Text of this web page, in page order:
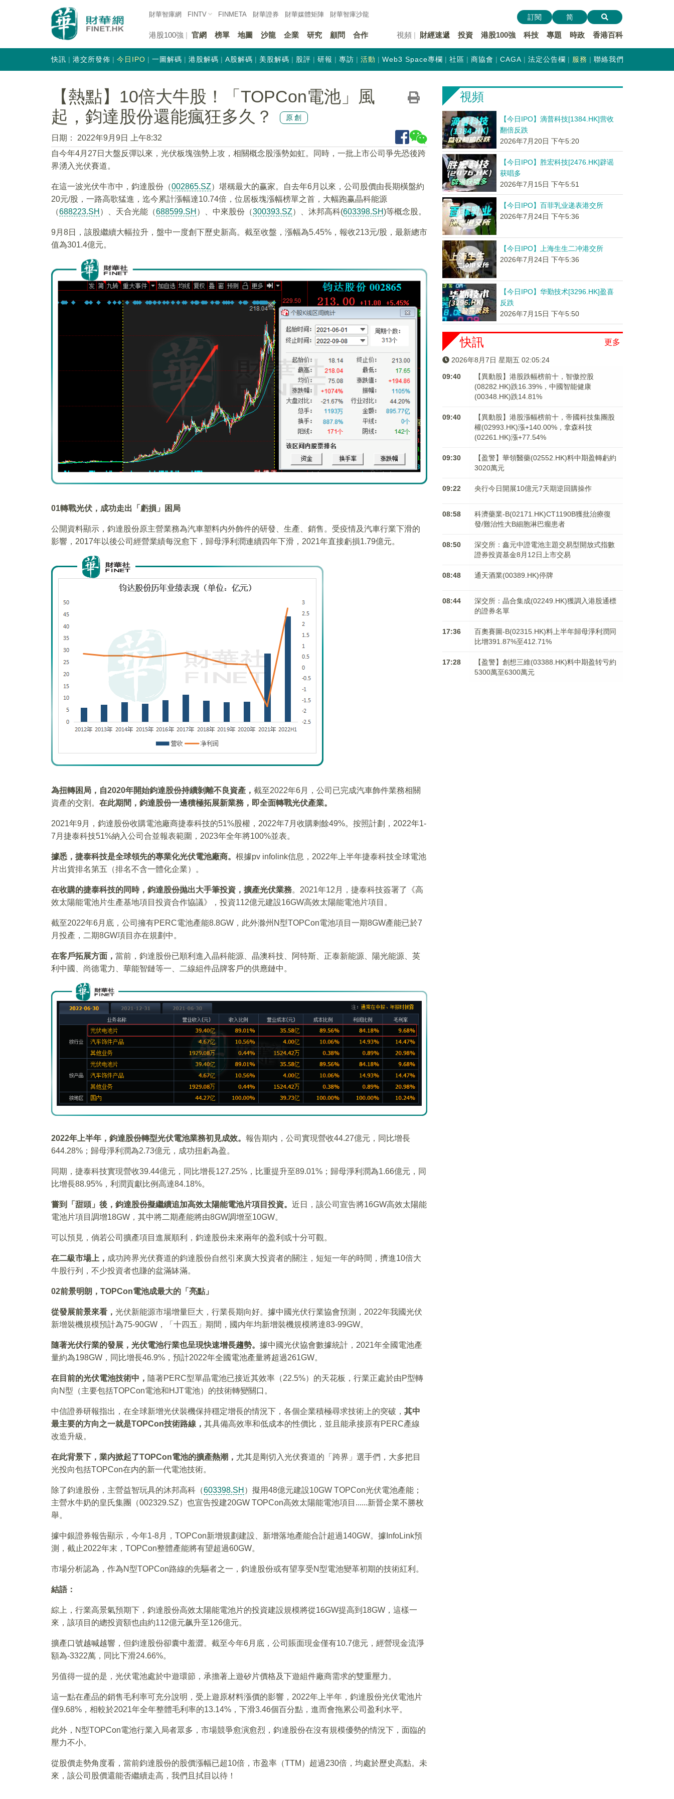
財華智庫網 FINTV FINMETA 財華證券 財華媒體矩陣 財華智庫沙龍
港股100強 官網 榜單 地圖 沙龍 企業 研究 顧問 合作 視頻 財經速遞 投資 港股100強 科技 專題 時政 香港百科
訂閱 简
快訊 港交所發佈 今日IPO 一圖解碼 港股解碼 A股解碼 美股解碼 股評 研報 專訪 活動 Web3 Space專欄 社區 商協會 CAGA 法定公告欄 服務 聯絡我們
【熱點】10倍大牛股！「TOPCon電池」風
起，鈞達股份還能瘋狂多久？
原創
日期：
2022年9月9日 上午8:32
自今年4月27日大盤反彈以來，光伏板塊強勢上攻，相關概念股漲勢如虹。同時，一批上市公司爭先恐後跨
界湧入光伏賽道。
在這一波光伏牛市中，鈞達股份（002865.SZ）堪稱最大的赢家。自去年6月以來，公司股價由長期橫盤約
20元/股，一路高歌猛進，迄今累計漲幅達10.74倍，位居板塊漲幅榜單之首，大幅跑赢晶科能源
（688223.SH ）、天合光能（688599.SH ）、中來股份（300393.SZ）、沐邦高科(603398.SH)等概念股。
9月8日，該股繼續大幅拉升，盤中一度創下歷史新高。截至收盤，漲幅為5.45%，報收213元/股，最新總市
值為301.4億元。
01轉戰光伏，成功走出「虧損」困局
公開資料顯示，鈞達股份原主營業務為汽車塑料内外飾件的研發、生產、銷售。受疫情及汽車行業下滑的
影響，2017年以後公司經營業績每況愈下，歸母淨利潤連續四年下滑，2021年直接虧損1.79億元。
為扭轉困局，自2020年開始鈞達股份持續剝離不良資產， 截至2022年6月，公司已完成汽車飾件業務相關
資產的交割。 在此期間，鈞達股份一邊積極拓展新業務，即全面轉戰光伏產業。
2021年9月，鈞達股份收購電池廠商捷泰科技的51%股權，2022年7月收購剩餘49%。按照計劃，2022年1-
7月捷泰科技51%納入公司合並報表範圍，2023年全年將100%並表。
據悉，捷泰科技是全球領先的專業化光伏電池廠商。 根據pv infolink信息，2022年上半年捷泰科技全球電池
片出貨排名第五（排名不含一體化企業）。
在收購的捷泰科技的同時，鈞達股份抛出大手筆投資，擴產光伏業務。2021年12月，捷泰科技簽署了《高
效太陽能電池片生產基地項目投資合作協議》，投資112億元建設16GW高效太陽能電池片項目。
截至2022年6月底，公司擁有PERC電池產能8.8GW，此外滁州N型TOPCon電池項目一期8GW產能已於7
月投產，二期8GW項目亦在規劃中。
在客戶拓展方面， 當前，鈞達股份已順利進入晶科能源、晶澳科技、阿特斯、正泰新能源、陽光能源、英
利中國、尚德電力、華能智鏈等一、二線組件品牌客戶的供應鏈中。
2022年上半年，鈞達股份轉型光伏電池業務初見成效。 報告期内，公司實現營收44.27億元，同比增長
644.28%；歸母淨利潤為2.73億元，成功扭虧為盈。
同期，捷泰科技實現營收39.44億元，同比增長127.25%，比重提升至89.01%；歸母淨利潤為1.66億元，同
比增長88.95%，利潤貢獻比例高達84.18%。
嘗到「甜頭」後，鈞達股份擬繼續追加高效太陽能電池片項目投資。 近日，該公司宣告將16GW高效太陽能
電池片項目調增18GW，其中將二期產能將由8GW調增至10GW。
可以預見，倘若公司擴產項目進展順利，鈞達股份未來兩年的盈利或十分可觀。
在二級市場上， 成功跨界光伏賽道的鈞達股份自然引來廣大投資者的關注，短短一年的時間，擠進10倍大
牛股行列，不少投資者也賺的盆滿缽滿。
02前景明朗，TOPCon電池成最大的「亮點」
從發展前景來看， 光伏新能源市場增量巨大，行業長期向好。據中國光伏行業協會預測，2022年我國光伏
新增裝機規模預計為75-90GW，「十四五」期間，國内年均新增裝機規模將達83-99GW。
隨著光伏行業的發展，光伏電池行業也呈現快速增長趨勢。 據中國光伏協會數據統計，2021年全國電池產
量約為198GW，同比增長46.9%，預計2022年全國電池產量將超過261GW。
在目前的光伏電池技術中， 隨著PERC型單晶電池已接近其效率（22.5%）的天花板，行業正處於由P型轉
向N型（主要包括TOPCon電池和HJT電池）的技術轉變關口。
中信證券研報指出，在全球新增光伏裝機保持穩定增長的情況下，各個企業積極尋求技術上的突破， 其中
最主要的方向之一就是TOPCon技術路線， 其具備高效率和低成本的性價比，並且能承接原有PERC產線
改造升級。
在此背景下，業内掀起了TOPCon電池的擴產熱潮， 尤其是剛切入光伏賽道的「跨界」選手們，大多把目
光投向包括TOPCon在内的新一代電池技術。
除了鈞達股份，主營益智玩具的沐邦高科（603398.SH ）擬用48億元建設10GW TOPCon光伏電池產能；
主營水牛奶的皇氏集團（002329.SZ）也宣告投建20GW TOPCon高效太陽能電池項目......新晉企業不勝枚
舉。
據中銀證券報告顯示，今年1-8月，TOPCon新增規劃建設、新增落地產能合計超過140GW。據InfoLink預
測，截止2022年末，TOPCon整體產能將有望超過60GW。
市場分析認為，作為N型TOPCon路線的先驅者之一，鈞達股份或有望享受N型電池變革初期的技術紅利。
結語：
綜上，行業高景氣預期下，鈞達股份高效太陽能電池片的投資建設規模將從16GW提高到18GW，這樣一
來，該項目的總投資額也由約112億元飙升至126億元。
擴產口號越喊越響，但鈞達股份卻囊中羞澀。截至今年6月底，公司賬面現金僅有10.7億元，經營現金流淨
額為-3322萬，同比下滑24.66%。
另值得一提的是，光伏電池處於中遊環節，承擔著上遊矽片價格及下遊組件廠商需求的雙重壓力。
這一點在產品的銷售毛利率可充分說明，受上遊原材料漲價的影響，2022年上半年，鈞達股份光伏電池片
僅9.68%，相較於2021年全年整體毛利率的13.14%，下滑3.46個百分點，進而會拖累公司盈利水平。
此外，N型TOPCon電池行業入局者眾多，市場競爭愈演愈烈，鈞達股份在沒有規模優勢的情況下，面臨的
壓力不小。
從股價走勢角度看，當前鈞達股份的股價漲幅已超10倍，市盈率（TTM）超過230倍，均處於歷史高點。未
來，該公司股價還能否繼續走高，我們且拭目以待！
視頻
【今日IPO】滴普科技[1384.HK]营收
翻倍反跌
2026年7月20日 下午5:20
【今日IPO】胜宏科技[2476.HK]辟谣
获唱多
2026年7月15日 下午5:51
【今日IPO】百菲乳业递表港交所
2026年7月24日 下午5:36
【今日IPO】上海生生二冲港交所
2026年7月24日 下午5:36
【今日IPO】华勤技术[3296.HK]盈喜
反跌
2026年7月15日 下午5:50
更多
快訊
2026年8月7日 星期五 02:05:25
09:40
【異動股】港股跌幅榜前十，智傲控股
(08282.HK)跌16.39%，中國智能健康
(00348.HK)跌14.81%
09:40
【異動股】港股漲幅榜前十，帝國科技集團股
權(02993.HK)漲+140.00%，拿森科技
(02261.HK)漲+77.54%
09:30
【盈警】華領醫藥(02552.HK)料中期盈轉虧約
3020萬元
09:22 央行今日開展10億元7天期逆回購操作
08:58
科濟藥業-B(02171.HK)CT1190B獲批治療復
發/難治性大B細胞淋巴瘤患者
08:50
深交所：鑫元中證電池主題交易型開放式指數
證券投資基金8月12日上市交易
08:48 通天酒業(00389.HK)停牌
08:44
深交所：晶合集成(02249.HK)獲調入港股通標
的證券名單
17:36
百奧賽圖-B(02315.HK)料上半年歸母淨利潤同
比增391.87%至412.71%
17:28
【盈警】創想三維(03388.HK)料中期盈转亏約
5300萬至6300萬元